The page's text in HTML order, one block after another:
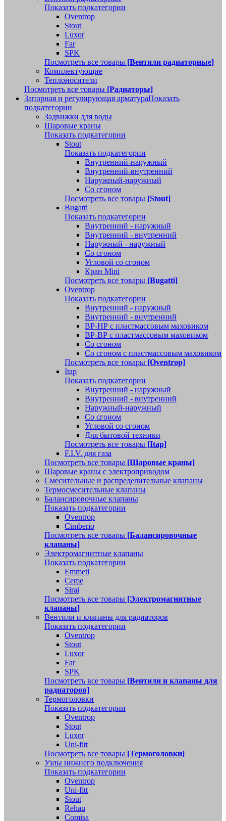
Показать подкатегории
Oventrop
Stout
Luxor
Far
SPK
Посмотреть все товары [Вентили радиаторные]
Комплектующие
Теплоносители
Посмотреть все товары [Радиаторы]
Запорная и регулирующая арматураПоказать
подкатегории
Задвижки для воды
Шаровые краны
Показать подкатегории
Stout
Показать подкатегории
Внутренний-наружный
Внутренний-внутренний
Наружный-наружный
Со сгоном
Посмотреть все товары [Stout]
Bugatti
Показать подкатегории
Внутренний - наружный
Внутренний - внутренний
Наружный - наружный
Со сгоном
Угловой со сгоном
Кран Mini
Посмотреть все товары [Bugatti]
Oventrop
Показать подкатегории
Внутренний - наружный
Внутренний - внутренний
ВР-НР с пластмассовым маховиком
ВР-ВР с пластмассовым маховиком
Со сгоном
Со сгоном с пластмассовым маховиком
Посмотреть все товары [Oventrop]
Itap
Показать подкатегории
Внутренний - наружный
Внутренний - внутренний
Наружный-наружный
Со сгоном
Угловой со сгоном
Для бытовой техники
Посмотреть все товары [Itap]
F.I.V. для газа
Посмотреть все товары [Шаровые краны]
Шаровые краны с электроприводом
Смесительные и распределительные клапаны
Термосмесительные клапаны
Балансировочные клапаны
Показать подкатегории
Oventrop
Cimberio
Посмотреть все товары [Балансировочные
клапаны]
Электромагнитные клапаны
Показать подкатегории
Emmeti
Ceme
Sirai
Посмотреть все товары [Электромагнитные
клапаны]
Вентили и клапаны для радиаторов
Показать подкатегории
Oventrop
Stout
Luxor
Far
SPK
Посмотреть все товары [Вентили и клапаны для
радиаторов]
Термоголовки
Показать подкатегории
Oventrop
Stout
Luxor
Uni-fitt
Посмотреть все товары [Термоголовки]
Узлы нижнего подключения
Показать подкатегории
Oventrop
Uni-fitt
Stout
Rehau
Comisa